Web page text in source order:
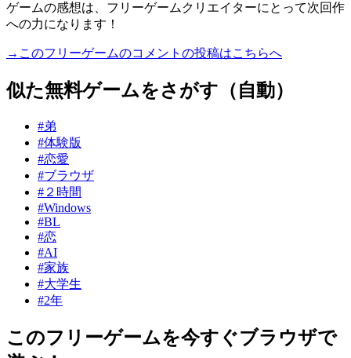
ゲームの感想は、フリーゲームクリエイターにとって次回作
への力になります！
→このフリーゲームのコメントの投稿はこちらへ
似た無料ゲームをさがす（自動）
#弟
#体験版
#恋愛
#ブラウザ
#２時間
#Windows
#BL
#恋
#AI
#家族
#大学生
#2年
このフリーゲームを今すぐブラウザで